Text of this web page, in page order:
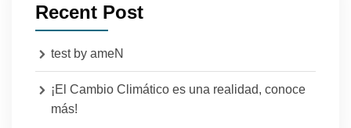
Recent Post
test by ameN
¡El Cambio Climático es una realidad, conoce
más!